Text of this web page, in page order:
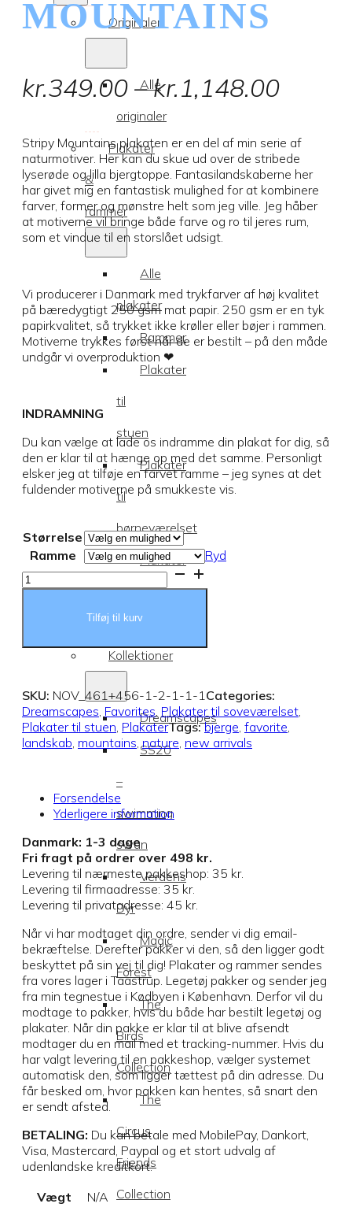
Originaler
Alle
originaler
Plakater
&
rammer
Alle
plakater
Rammer
Plakater
til
stuen
Plakater
til
børneværelset
Plakater
til
soveværelset
Kollektioner
Dreamscapes
SS20
–
swimming
swan
Verdens
Dyr
Magic
Forest
The
Birds
Collection
The
Circus
Friends
Collection
MOUNTAINS
kr.349.00 – kr.1,148.00
til
Stripy Mountains plakaten er en del af min serie af
naturmotiver. Her kan du skue ud over de stribede
lyserøde og lilla bjergtoppe. Fantasilandskaberne her
har givet mig en fantastisk mulighed for at kombinere
farver, former og mønstre helt som jeg ville. Jeg håber
at motiverne vil bringe både farve og ro til jeres rum,
som et vindue til en storslået udsigt.
Vi producerer i Danmark med trykfarver af høj kvalitet
på bæredygtigt 250 gsm mat papir. 250 gsm er en tyk
papirkvalitet, så trykket ikke krøller eller bøjer i rammen.
Motiverne trykkes først når de er bestilt – på den måde
undgår vi overproduktion ❤︎
INDRAMNING
Du kan vælge at lade os indramme din plakat for dig, så
den er klar til at hænge op med det samme. Personligt
elsker jeg at tilføje en farvet ramme – jeg synes at det
fuldender motiverne på smukkeste vis.
Størrelse
Ramme
Ryd
Stripy
Mountains
Tilføj til kurv
SKU: NOV_461+456-1-2-1-1-1Categories:
Dreamscapes, Favorites, Plakater til soveværelset,
Plakater til stuen, PlakaterTags:bjerge, favorite,
landskab, mountains,nature, new arrivals
Forsendelse
Yderligere information
Danmark: 1-3 dage
Fri fragt på ordrer over 498 kr.
Levering til nærmeste pakkeshop: 35 kr.
Levering til firmaadresse: 35 kr.
Levering til privatadresse: 45 kr.
Når vi har modtaget din ordre, sender vi dig email-
bekræftelse. Derefter pakker vi den, så den ligger godt
beskyttet på sin vej til dig! Plakater og rammer sendes
fra vores lager i Taastrup. Legetøj pakker og sender jeg
fra min tegnestue i Kødbyen i København. Derfor vil du
modtage to pakker, hvis du både har bestilt legetøj og
plakater. Når din pakke er klar til at blive afsendt
modtager du en mail med et tracking-nummer. Hvis du
har valgt levering til en pakkeshop, vælger systemet
automatisk den, som ligger tættest på din adresse. Du
får besked om, hvor pakken kan hentes, så snart den
er sendt afsted.
BETALING: Du kan betale med MobilePay, Dankort,
Visa, Mastercard, Paypal og et stort udvalg af
udenlandske kreditkort.
Vægt
N/A